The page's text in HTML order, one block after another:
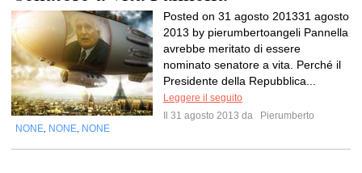
Posted on 31 agosto 201331 agosto
2013 by pierumbertoangeli Pannella
avrebbe meritato di essere
nominato senatore a vita. Perché il
Presidente della Repubblica...
Leggere il seguito
Il 31 agosto 2013 da
Pierumberto
NONE NONE NONE